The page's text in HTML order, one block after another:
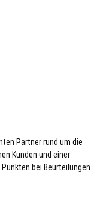
Partner rund um die
Kunden und einer
bei Beurteilungen.